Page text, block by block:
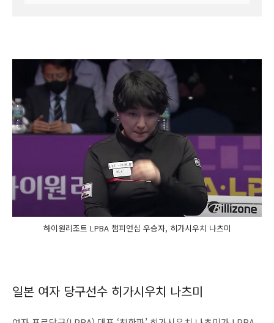
하이원리조트 LPBA 챔피언십 우승자, 히가시우치 나츠미
일본 여자 당구선수 히가시우치 나츠미